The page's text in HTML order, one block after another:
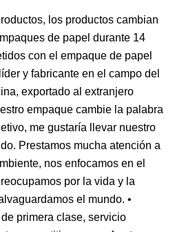
los productos cambian
de papel durante 14
con el empaque de papel
y fabricante en el campo del
exportado al extranjero
empaque cambie la palabra
me gustaría llevar nuestro
Prestamos mucha atención a
nos enfocamos en el
por la vida y la
el mundo. •
primera clase, servicio